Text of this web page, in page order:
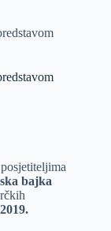
bajka